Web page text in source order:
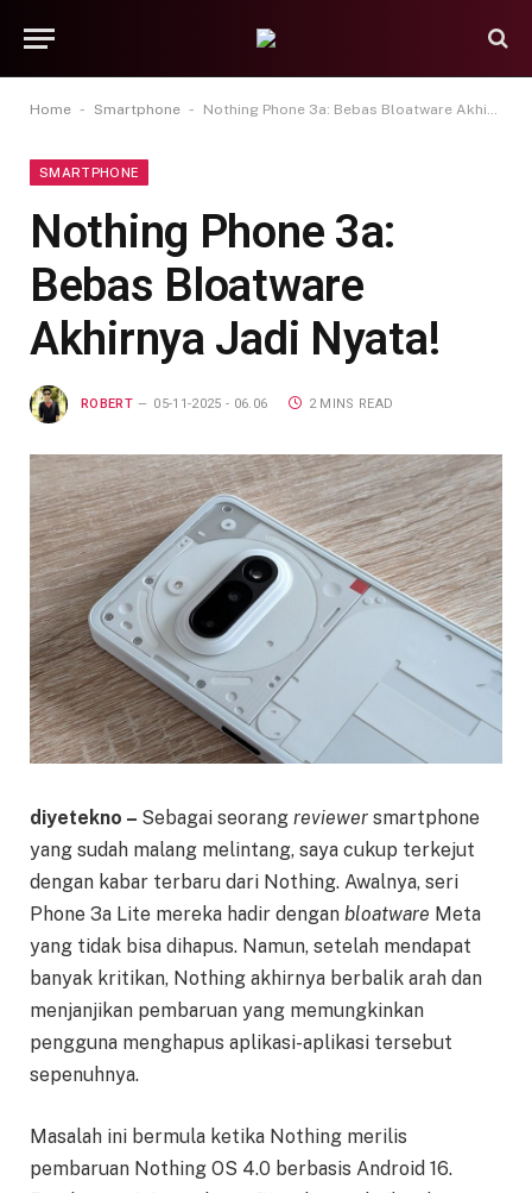
Home - Smartphone - Nothing Phone 3a: Bebas Bloatware Akhirnya Jadi Nyata!
SMARTPHONE
Nothing Phone 3a:
Bebas Bloatware
Akhirnya Jadi Nyata!
ROBERT 05-11-2025 - 06.06 2 MINS READ
diyetekno – Sebagai seorang reviewer smartphone
yang sudah malang melintang, saya cukup terkejut
dengan kabar terbaru dari Nothing. Awalnya, seri
Phone 3a Lite mereka hadir dengan bloatware Meta
yang tidak bisa dihapus. Namun, setelah mendapat
banyak kritikan, Nothing akhirnya berbalik arah dan
menjanjikan pembaruan yang memungkinkan
pengguna menghapus aplikasi-aplikasi tersebut
sepenuhnya.
Masalah ini bermula ketika Nothing merilis
pembaruan Nothing OS 4.0 berbasis Android 16.